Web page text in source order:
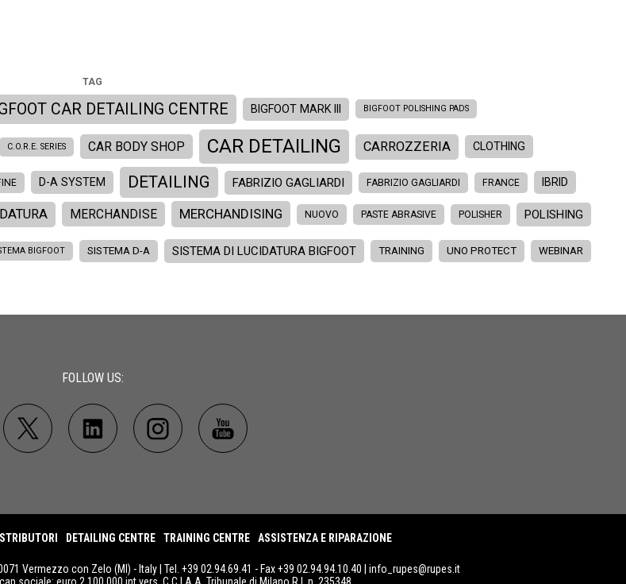
TAG
CAR DETAILING CENTRE BIGFOOT MARK III BIGFOOT POLISHING PADS
C.O.R.E. SERIES CAR BODY SHOP CAR DETAILING CARROZZERIA CLOTHING
D-A SYSTEM DETAILING FABRIZIO GAGLIARDI FABRIZIO GAGLIARDI FRANCE IBRID
MERCHANDISE MERCHANDISING NUOVO PASTE ABRASIVE POLISHER POLISHING
BIGFOOT SISTEMA D-A SISTEMA DI LUCIDATURA BIGFOOT TRAINING UNO PROTECT WEBINAR
FOLLOW US:
DETAILING CENTRE TRAINING CENTRE ASSISTENZA E RIPARAZIONE
Vermezzo con Zelo (MI) - Italy | Tel. +39 02.94.69.41 - Fax +39 02.94.94.10.40 | info_rupes@rupes.it